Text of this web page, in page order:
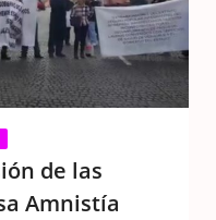
de las
Amnistía